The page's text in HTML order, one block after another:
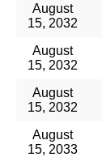
August
15, 2032
August
15, 2032
August
15, 2032
August
15, 2033